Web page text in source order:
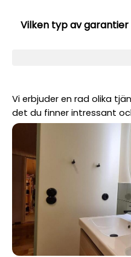
Vilken typ av garantier
Vi erbjuder en rad olika
det du finner intressant